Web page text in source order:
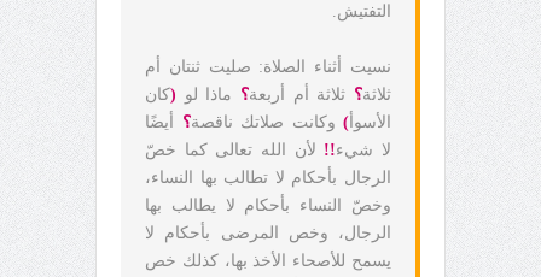
التفتيش.
نسيت أثناء الصلاة: صليت ثنتان أم
ثلاثة؟ ثلاثة أم أربعة؟ ماذا لو (كان
الأسوأ ) وكانت صلاتك ناقصة؟ أيضًا
لا شيء!! لأن الله تعالى كما خصّ
الرجال بأحكام لا تطالب بها النساء،
وخصّ النساء بأحكام لا يطالب بها
الرجال، وخص المرضى بأحكام لا
يسمح للأصحاء الأخذ بها، كذلك خص